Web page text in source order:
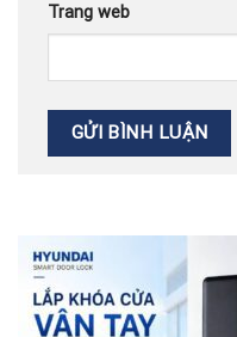
Trang web